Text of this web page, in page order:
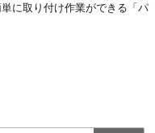
に取り付け作業ができる「パ